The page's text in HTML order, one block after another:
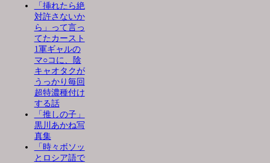
「挿れたら絶
対許さないか
ら」って言っ
てたカースト
1軍ギャルの
マ○コに、陰
キャオタクが
うっかり毎回
超特濃種付け
する話
「推しの子」
黒川あかね写
真集
「時々ボソッ
とロシア語で